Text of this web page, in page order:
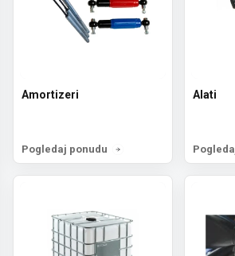
Amortizeri
Pogledaj ponudu
Alati